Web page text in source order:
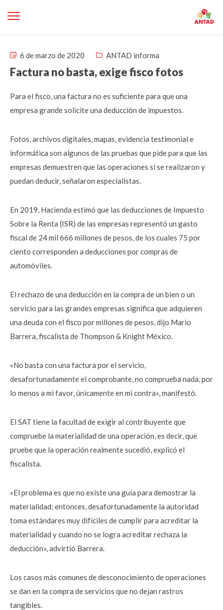
6 de marzo de 2020 ANTAD informa
Factura no basta, exige fisco fotos
Para el fisco, una factura no es suficiente para que una
empresa grande solicite una deducción de impuestos.
Fotos, archivos digitales, mapas, evidencia testimonial e
informática son algunos de las pruebas que pide para que las
empresas demuestren que las operaciones sí se realizaron y
puedan deducir, señalaron especialistas.
En 2019, Hacienda estimó que las deducciones de Impuesto
Sobre la Renta (ISR) de las empresas representó un gasto
fiscal de 24 mil 666 millones de pesos, de los cuales 75 por
ciento corresponden a deducciones por compras de
automóviles.
El rechazo de una deducción en la compra de un bien o un
servicio para las grandes empresas significa que adquieren
una deuda con el fisco por millones de pesos, dijo Mario
Barrera, fiscalista de Thompson & Knight México.
«No basta con una factura por el servicio,
desafortunadamente el comprobante, no comprueba nada, por
lo menos a mi favor, únicamente en mi contra», manifestó.
El SAT tiene la facultad de exigir al contribuyente que
compruebe la materialidad de una operación, es decir, que
pruebe que la operación realmente sucedió, explicó el
fiscalista.
«El problema es que no existe una guía para demostrar la
materialidad; entonces, desafortunadamente la autoridad
toma estándares muy difíciles de cumplir para acreditar la
materialidad y cuando no se logra acreditar rechaza la
deducción», advirtió Barrera.
Los casos más comunes de desconocimiento de operaciones
se dan en la compra de servicios que no dejan rastros
tangibles.